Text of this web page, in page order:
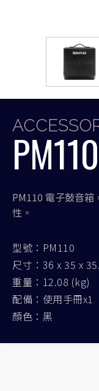
PM110
PM110 電子鼓音
性。
型號：PM110
尺寸：36 x 35 x
重量：12.08 (kg)
配備：使用手冊x1
顏色：黑